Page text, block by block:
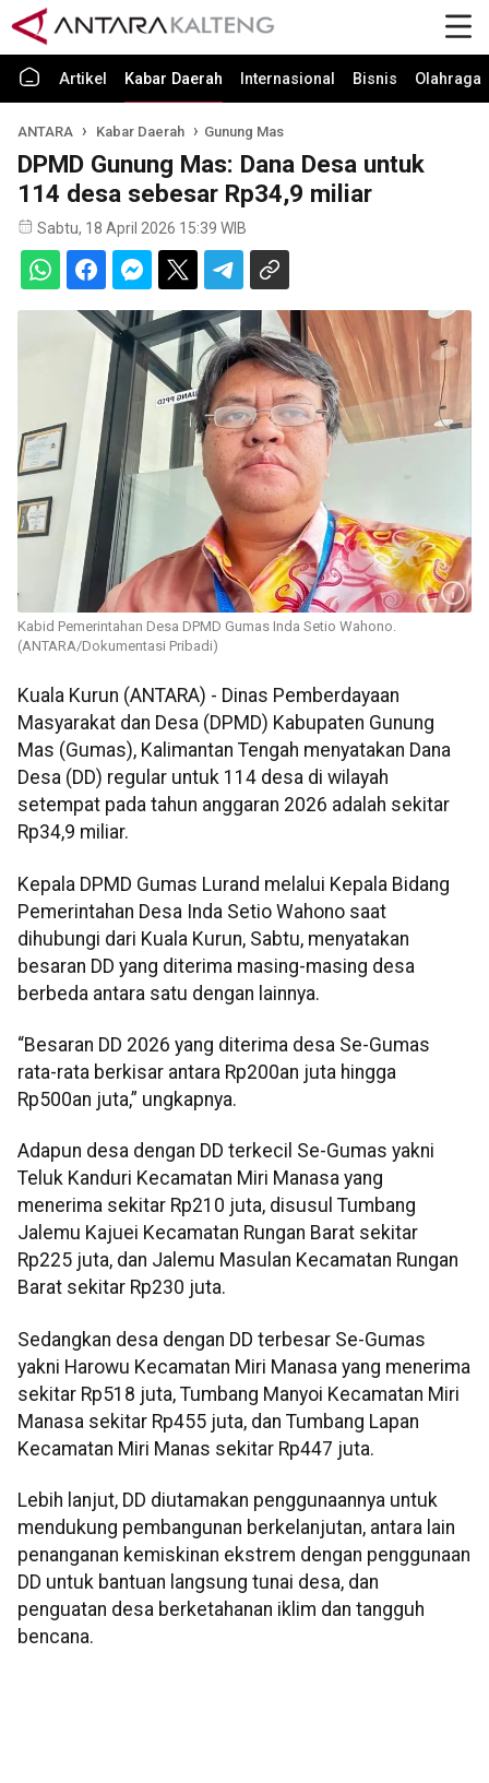
Artikel Kabar Daerah Internasional Bisnis Olahraga
ANTARA Kabar Daerah Gunung Mas
DPMD Gunung Mas: Dana Desa untuk
114 desa sebesar Rp34,9 miliar
Sabtu, 18 April 2026 15:39 WIB
Kabid Pemerintahan Desa DPMD Gumas Inda Setio Wahono.
(ANTARA/Dokumentasi Pribadi)
Kuala Kurun (ANTARA) - Dinas Pemberdayaan
Masyarakat dan Desa (DPMD) Kabupaten Gunung
Mas (Gumas), Kalimantan Tengah menyatakan Dana
Desa (DD) regular untuk 114 desa di wilayah
setempat pada tahun anggaran 2026 adalah sekitar
Rp34,9 miliar.
Kepala DPMD Gumas Lurand melalui Kepala Bidang
Pemerintahan Desa Inda Setio Wahono saat
dihubungi dari Kuala Kurun, Sabtu, menyatakan
besaran DD yang diterima masing-masing desa
berbeda antara satu dengan lainnya.
“Besaran DD 2026 yang diterima desa Se-Gumas
rata-rata berkisar antara Rp200an juta hingga
Rp500an juta,” ungkapnya.
Adapun desa dengan DD terkecil Se-Gumas yakni
Teluk Kanduri Kecamatan Miri Manasa yang
menerima sekitar Rp210 juta, disusul Tumbang
Jalemu Kajuei Kecamatan Rungan Barat sekitar
Rp225 juta, dan Jalemu Masulan Kecamatan Rungan
Barat sekitar Rp230 juta.
Sedangkan desa dengan DD terbesar Se-Gumas
yakni Harowu Kecamatan Miri Manasa yang menerima
sekitar Rp518 juta, Tumbang Manyoi Kecamatan Miri
Manasa sekitar Rp455 juta, dan Tumbang Lapan
Kecamatan Miri Manas sekitar Rp447 juta.
Lebih lanjut, DD diutamakan penggunaannya untuk
mendukung pembangunan berkelanjutan, antara lain
penanganan kemiskinan ekstrem dengan penggunaan
DD untuk bantuan langsung tunai desa, dan
penguatan desa berketahanan iklim dan tangguh
bencana.